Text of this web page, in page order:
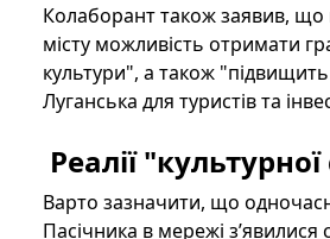
Колаборант також заявив, що
місту можливість отримати
культури", а також
Луганська для туристів та
Реалії
Варто зазначити, що
Пасічника в мережі з’явилися